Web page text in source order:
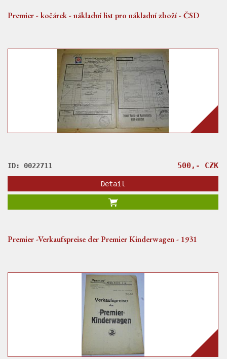
Premier - kočárek - nákladní list pro nákladní zboží - ČSD
ID: 0022711 500,- CZK
Detail
Premier -Verkaufspreise der Premier Kinderwagen - 1931